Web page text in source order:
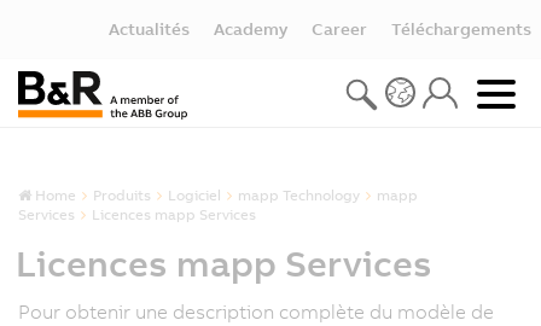
Actualités Academy Career Téléchargements
Home Produits Logiciel mapp Technology
mapp
Services
Licences mapp Services
Licences mapp Services
Pour obtenir une description complète du modèle de